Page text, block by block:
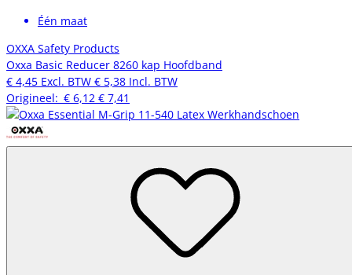
Één maat
OXXA Safety Products
Oxxa Basic Reducer 8260 kap Hoofdband
€ 4,45 Excl. BTW € 5,38 Incl. BTW
Origineel: € 6,12 € 7,41